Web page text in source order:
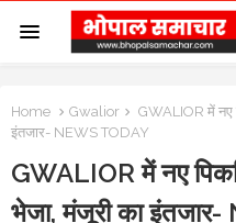
Home Gwalior
GWALIOR में नए
इंतजार- NEWS TODAY
GWALIOR में नए
भेजा, मंजूरी का